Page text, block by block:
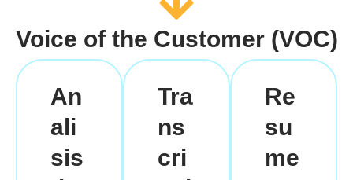
Voice of the Customer (VOC)
An
ali
sis
Tra
ns
cri
Re
su
me